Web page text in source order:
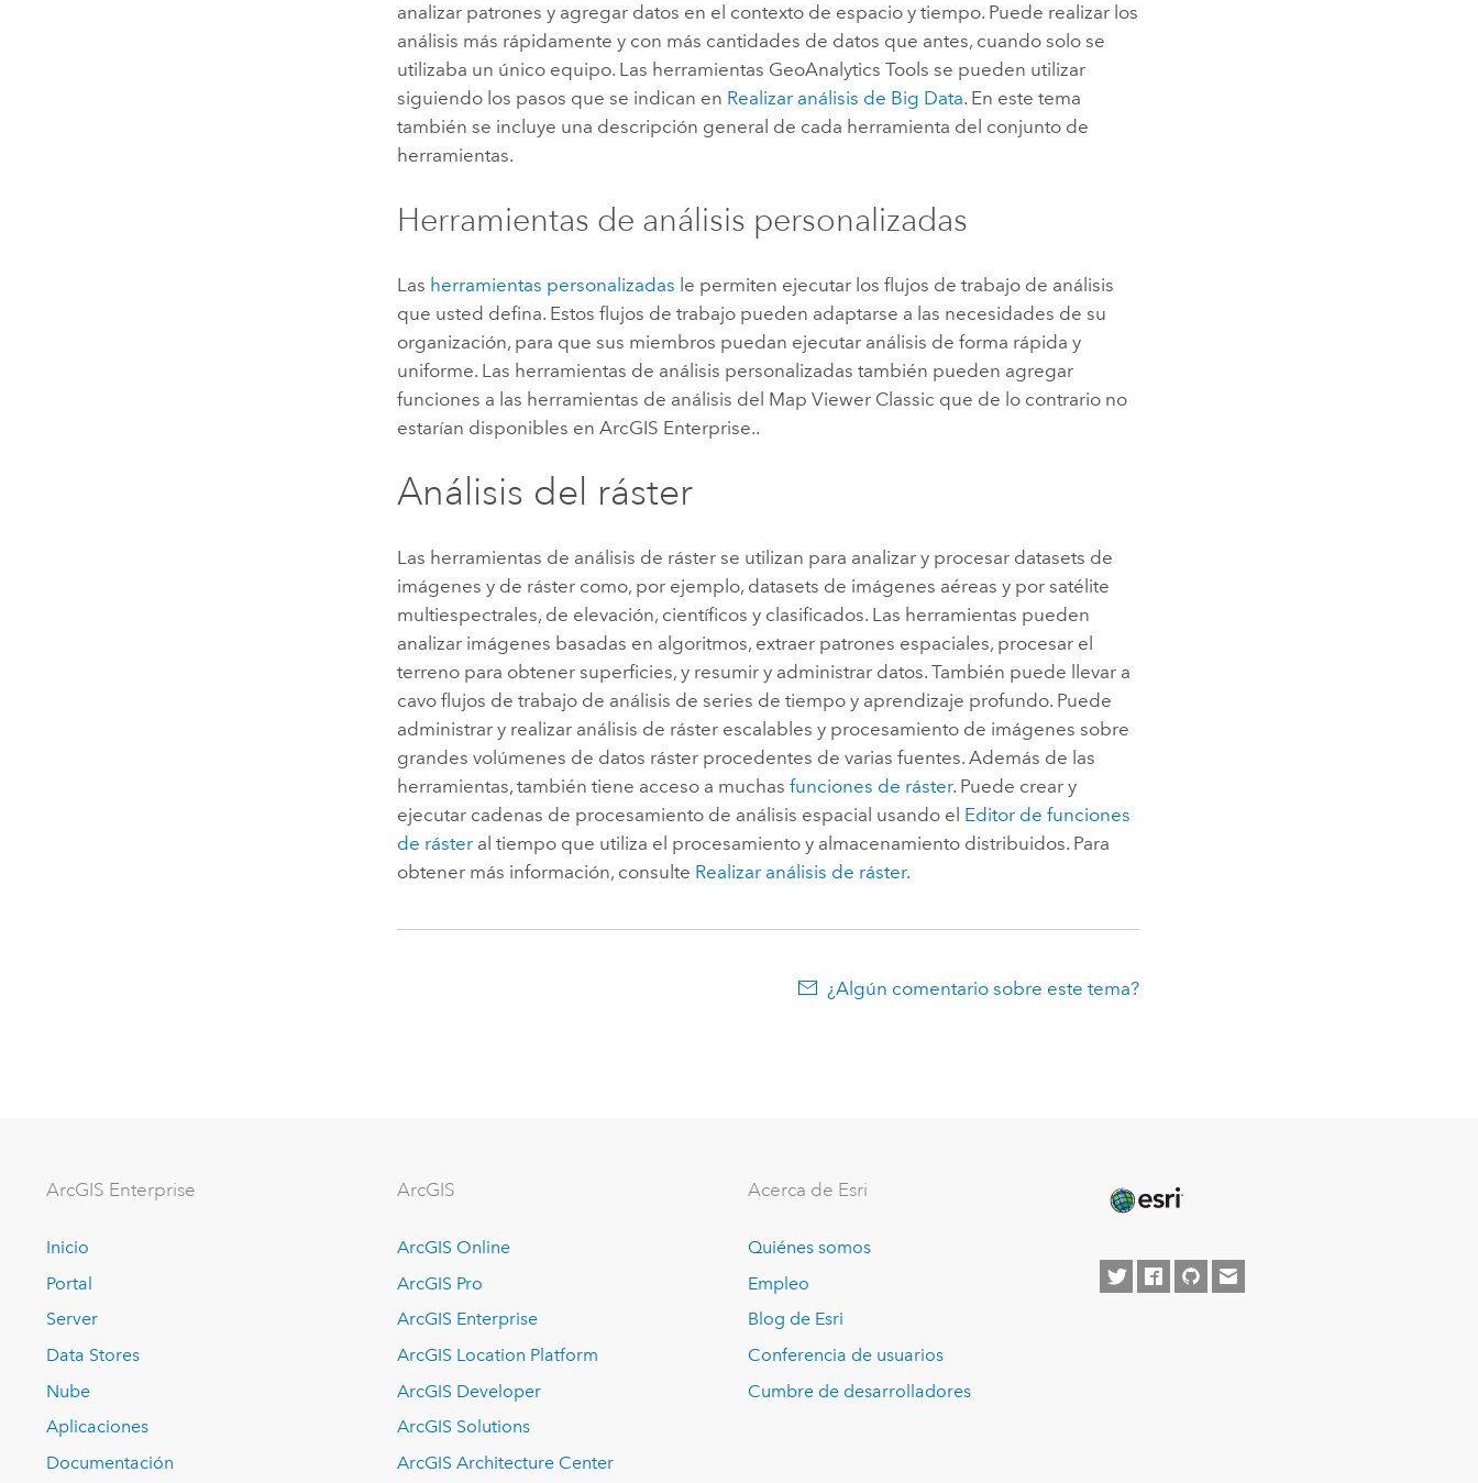
analizar patrones y agregar datos en el contexto de espacio y tiempo. Puede realizar los
análisis más rápidamente y con más cantidades de datos que antes, cuando solo se
utilizaba un único equipo. Las herramientas GeoAnalytics Tools se pueden utilizar
siguiendo los pasos que se indican en Realizar análisis de Big Data. En este tema
también se incluye una descripción general de cada herramienta del conjunto de
herramientas.
Herramientas de análisis personalizadas
Las herramientas personalizadas le permiten ejecutar los flujos de trabajo de análisis
que usted defina. Estos flujos de trabajo pueden adaptarse a las necesidades de su
organización, para que sus miembros puedan ejecutar análisis de forma rápida y
uniforme. Las herramientas de análisis personalizadas también pueden agregar
funciones a las herramientas de análisis del Map Viewer Classic que de lo contrario no
estarían disponibles enArcGIS Enterprise..
Análisis del ráster
Las herramientas de análisis de ráster se utilizan para analizar y procesar datasets de
imágenes y de ráster como, por ejemplo, datasets de imágenes aéreas y por satélite
multiespectrales, de elevación, científicos y clasificados. Las herramientas pueden
analizar imágenes basadas en algoritmos, extraer patrones espaciales, procesar el
terreno para obtener superficies, y resumir y administrar datos. También puede llevar a
cavo flujos de trabajo de análisis de series de tiempo y aprendizaje profundo. Puede
administrar y realizar análisis de ráster escalables y procesamiento de imágenes sobre
grandes volúmenes de datos ráster procedentes de varias fuentes. Además de las
herramientas, también tiene acceso a muchasfunciones de ráster. Puede crear y
ejecutar cadenas de procesamiento de análisis espacial usando el Editor de funciones
de ráster al tiempo que utiliza el procesamiento y almacenamiento distribuidos. Para
obtener más información, consulte Realizar análisis de ráster.
¿Algún comentario sobre este tema?
ArcGIS Enterprise
Inicio
Portal
Server
Data Stores
Nube
Aplicaciones
Documentación
ArcGIS
ArcGIS Online
ArcGIS Pro
ArcGIS Enterprise
ArcGIS Location Platform
ArcGIS Developer
ArcGIS Solutions
ArcGIS Architecture Center
Acerca de Esri
Quiénes somos
Empleo
Blog de Esri
Conferencia de usuarios
Cumbre de desarrolladores